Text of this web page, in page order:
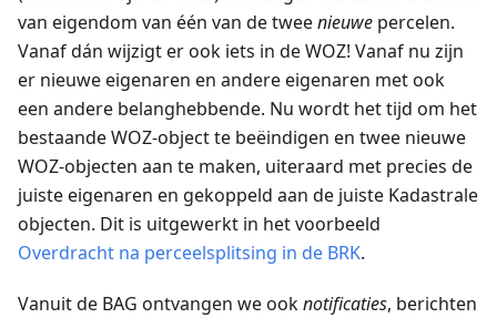
van eigendom van één van de tweenieuwe percelen.
Vanaf dán wijzigt er ook iets in de WOZ! Vanaf nu zijn
er nieuwe eigenaren en andere eigenaren met ook
een andere belanghebbende. Nu wordt het tijd om het
bestaande WOZ-object te beëindigen en twee nieuwe
WOZ-objecten aan te maken, uiteraard met precies de
juiste eigenaren en gekoppeld aan de juiste Kadastrale
objecten. Dit is uitgewerkt in het voorbeeld
Overdracht na perceelsplitsing in de BRK.
Vanuit de BAG ontvangen we ooknotificaties, berichten